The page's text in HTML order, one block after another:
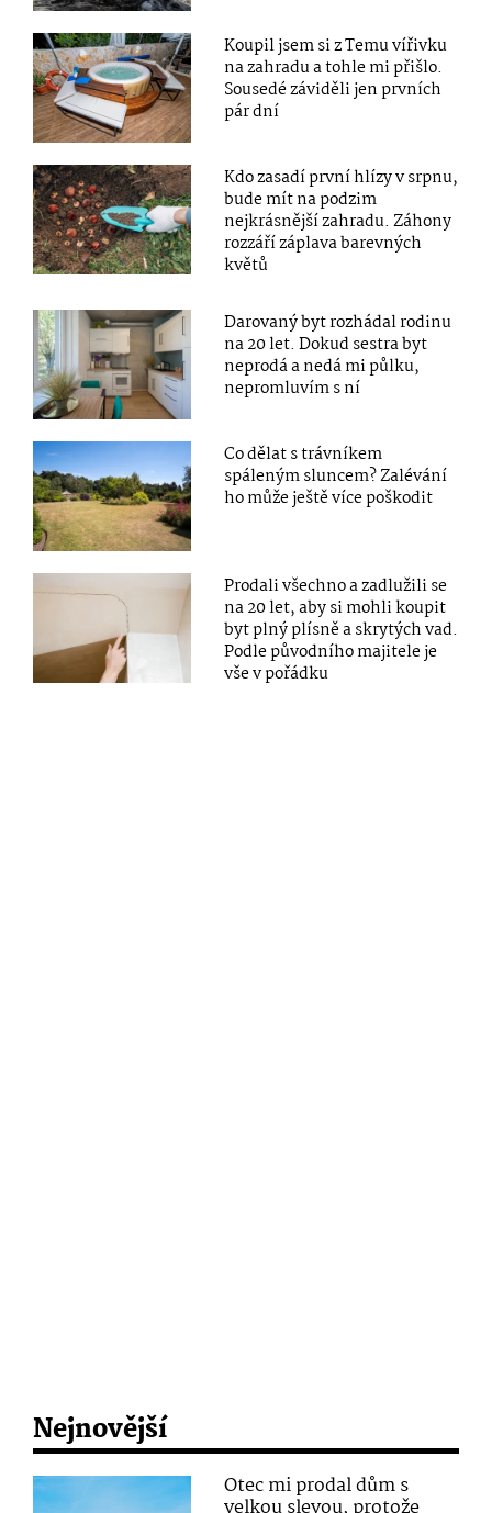
Koupil jsem si z Temu vířivku
na zahradu a tohle mi přišlo.
Sousedé záviděli jen prvních
pár dní
Kdo zasadí první hlízy v srpnu,
bude mít na podzim
nejkrásnější zahradu. Záhony
rozzáří záplava barevných
květů
Darovaný byt rozhádal rodinu
na 20 let. Dokud sestra byt
neprodá a nedá mi půlku,
nepromluvím s ní
Co dělat s trávníkem
spáleným sluncem? Zalévání
ho může ještě více poškodit
Prodali všechno a zadlužili se
na 20 let, aby si mohli koupit
byt plný plísně a skrytých vad.
Podle původního majitele je
vše v pořádku
Nejnovější
Otec mi prodal dům s